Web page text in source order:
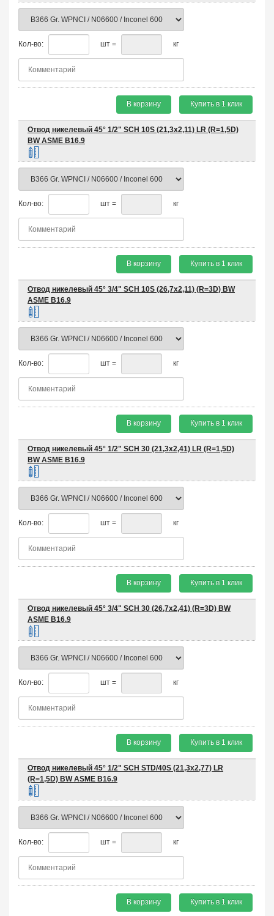
Кол-во: шт = кг
В корзину Купить в 1 клик
Отвод никелевый 45° 1/2" SCH 10S (21,3х2,11) LR (R=1,5D)
BW ASME B16.9
Кол-во: шт = кг
В корзину Купить в 1 клик
Отвод никелевый 45° 3/4" SCH 10S (26,7х2,11) (R=3D) BW
ASME B16.9
Кол-во: шт = кг
В корзину Купить в 1 клик
Отвод никелевый 45° 1/2" SCH 30 (21,3х2,41) LR (R=1,5D)
BW ASME B16.9
Кол-во: шт = кг
В корзину Купить в 1 клик
Отвод никелевый 45° 3/4" SCH 30 (26,7х2,41) (R=3D) BW
ASME B16.9
Кол-во: шт = кг
В корзину Купить в 1 клик
Отвод никелевый 45° 1/2" SCH STD/40S (21,3х2,77) LR
(R=1,5D) BW ASME B16.9
Кол-во: шт = кг
В корзину Купить в 1 клик